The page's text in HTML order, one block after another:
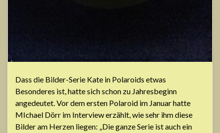
Dass die Bilder-Serie Kate in Polaroids etwas
Besonderes ist, hatte sich schon zu Jahresbeginn
angedeutet. Vor dem ersten Polaroid im Januar hatte
MIchael Dörr im Interview erzählt, wie sehr ihm diese
Bilder am Herzen liegen: „Die ganze Serie ist auch ein